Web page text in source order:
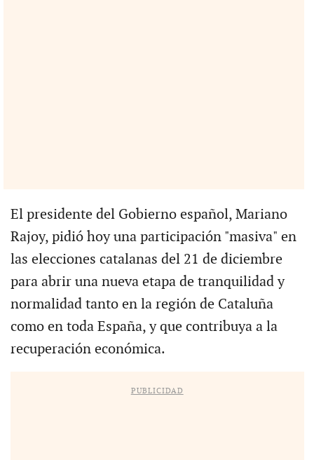
El presidente del Gobierno español, Mariano
Rajoy, pidió hoy una participación "masiva" en
las elecciones catalanas del 21 de diciembre
para abrir una nueva etapa de tranquilidad y
normalidad tanto en la región de Cataluña
como en toda España, y que contribuya a la
recuperación económica.
PUBLICIDAD